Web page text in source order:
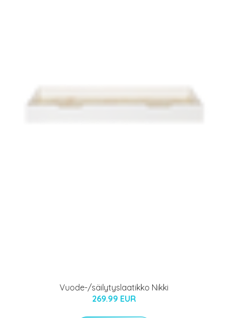
Vuode-/säilytyslaatikko Nikki
269.99 EUR